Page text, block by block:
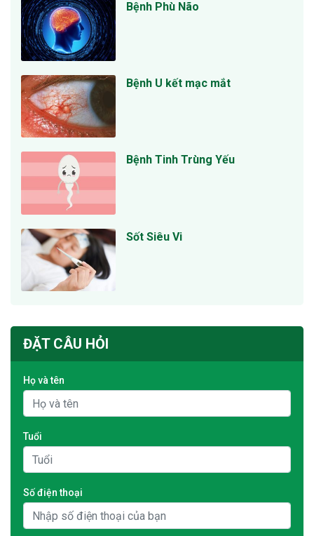
Bệnh Phù Não
Bệnh U kết mạc mắt
Bệnh Tinh Trùng Yếu
Sốt Siêu Vi
ĐẶT CÂU HỎI
Họ và tên
Tuổi
Số điện thoại